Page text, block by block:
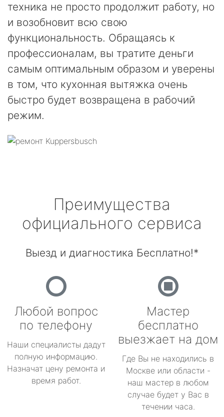
техника не просто продолжит работу, но
и возобновит всю свою
функциональность. Обращаясь к
профессионалам, вы тратите деньги
самым оптимальным образом и уверены
в том, что кухонная вытяжка очень
быстро будет возвращена в рабочий
режим.
Преимущества
официального сервиса
Выезд и диагностика Бесплатно!*
Любой вопрос
по телефону
Наши специалисты дадут
полную информацию.
Назначат цену ремонта и
время работ.
Мастер
бесплатно
выезжает на дом
Где Вы не находились в
Москве или области -
наш мастер в любом
случае будет у Вас в
течении часа.